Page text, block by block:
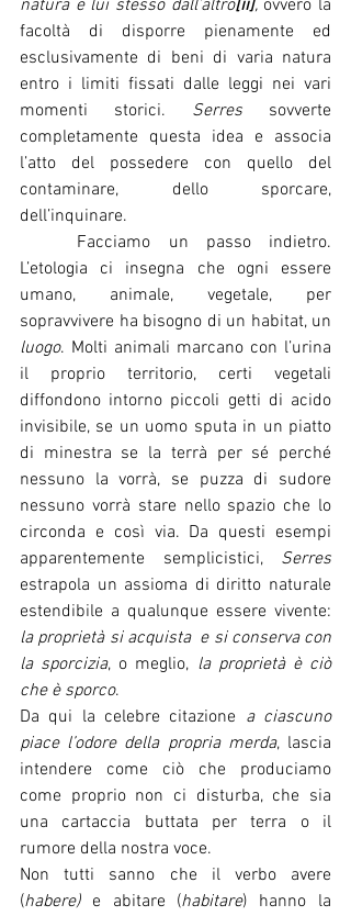
natura e lui stesso dall’altro[ii], ovvero la
facoltà di disporre pienamente ed
esclusivamente di beni di varia natura
entro i limiti fissati dalle leggi nei vari
momenti storici. Serres sovverte
completamente questa idea e associa
l’atto del possedere con quello del
contaminare, dello sporcare,
dell’inquinare.
L’etologia ci insegna che ogni essere
umano, animale, vegetale, per
luogo. Molti animali marcano con l’urina
il proprio territorio, certi vegetali
diffondono intorno piccoli getti di acido
invisibile, se un uomo sputa in un piatto
di minestra se la terrà per sé perché
nessuno la vorrà, se puzza di sudore
nessuno vorrà stare nello spazio che lo
circonda e così via. Da questi esempi
apparentemente semplicistici, Serres
estrapola un assioma di diritto naturale
la proprietà si acquista e si conserva con
la sporcizia, o meglio, la proprietà è ciò
che è sporco.
Da qui la celebre citazione a ciascuno
piace l’odore della propria merda, lascia
intendere come ciò che produciamo
come proprio non ci disturba, che sia
una cartaccia buttata per terra o il
rumore della nostra voce.
Non tutti sanno che il verbo avere
(habere) e abitare (habitare) hanno la